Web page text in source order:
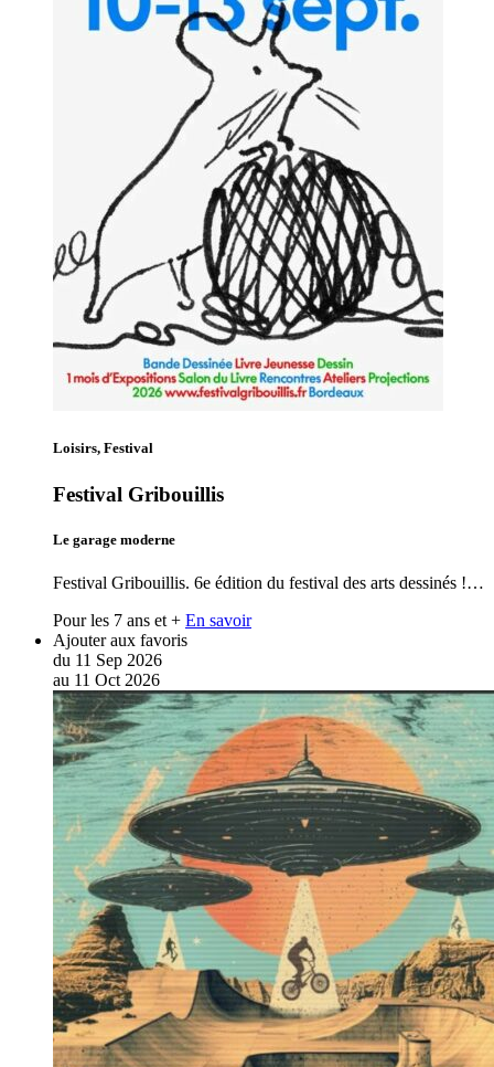
Loisirs, Festival
Festival Gribouillis
Le garage moderne
Festival Gribouillis. 6e édition du festival des arts dessinés !…
Pour les 7 ans et + En savoir
Ajouter aux favoris
du 11 Sep 2026
au 11 Oct 2026